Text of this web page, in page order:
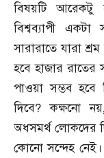
বিষয়টি আরেকটু
বিশ্বব্যাপী
সারারাতে যারা
হবে হাজার
পাওয়া সম্ভব
দিবে?কক্ষনো নয়
অধসমর্থ লোকদের
কোনো সন্দেহ